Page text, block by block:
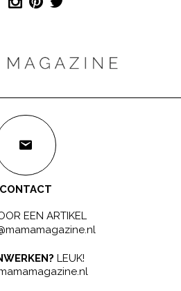
CONTACT
EEN ARTIKEL
LEUK!